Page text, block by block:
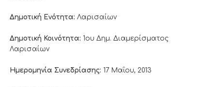
Δημοτική Ενότητα: Λαρισαίων
Δημοτική Κοινότητα: 1ου Δημ. Διαμερίσματος
Λαρισαίων
Ημερομηνία Συνεδρίασης: 17 Μαΐου, 2013